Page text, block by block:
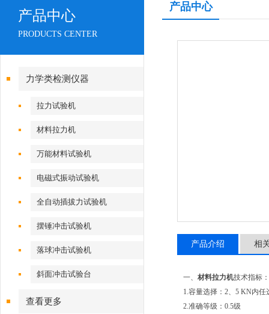
产品中心
PRODUCTS CENTER
力学类检测仪器
拉力试验机
材料拉力机
万能材料试验机
电磁式振动试验机
全自动插拔力试验机
摆锤冲击试验机
落球冲击试验机
斜面冲击试验台
查看更多
产品中心
产品介绍 相
一、 材料拉力机技术指标：
1.容量选择：2、5 KN内任
2.准确等级：0.5级